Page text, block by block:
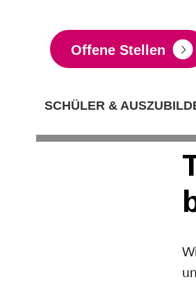
Offene Stellen
SCHÜLER &